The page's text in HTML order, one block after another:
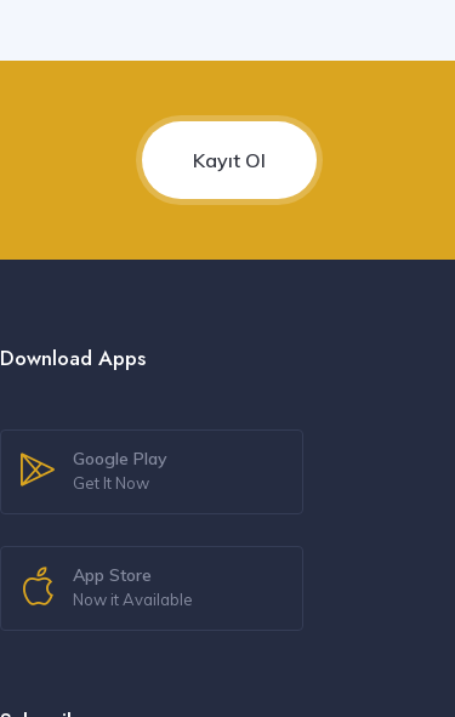
Kayıt Ol
Download Apps
Google Play
Get It Now
App Store
Now it Available